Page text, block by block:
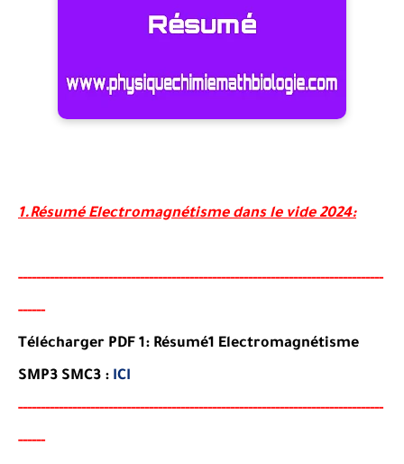
1.Résumé Electromagnétisme dans le vide 2024:
---------------------------------------------------------------------------------
------
Télécharger PDF 1: Résumé1 Electromagnétisme
SMP3 SMC3 : ICI
---------------------------------------------------------------------------------
------